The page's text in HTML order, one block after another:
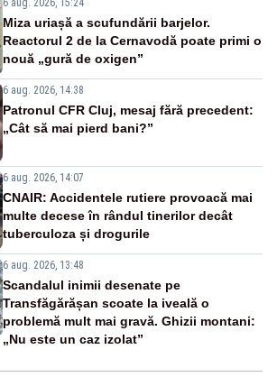
Miza uriașă a scufundării barjelor.
Reactorul 2 de la Cernavodă poate primi o
nouă „gură de oxigen”
6 aug. 2026, 14:38
Patronul CFR Cluj, mesaj fără precedent:
„Cât să mai pierd bani?”
6 aug. 2026, 14:07
CNAIR: Accidentele rutiere provoacă mai
multe decese în rândul tinerilor decât
tuberculoza și drogurile
6 aug. 2026, 13:48
Scandalul inimii desenate pe
Transfăgărășan scoate la iveală o
problemă mult mai gravă. Ghizii montani:
„Nu este un caz izolat”